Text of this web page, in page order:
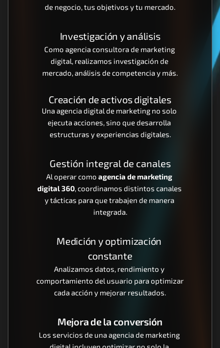
de negocio, tus objetivos y tu mercado.
Investigación y análisis
Como agencia consultora de marketing
digital, realizamos investigación de
mercado, análisis de competencia y más.
Creación de activos digitales
Una agencia digital de marketing no solo
ejecuta acciones, sino que desarrolla
estructuras y experiencias digitales.
Gestión integral de canales
Al operar como agencia de marketing
digital 360, coordinamos distintos canales
y tácticas para que trabajen de manera
integrada.
Medición y optimización
constante
Analizamos datos, rendimiento y
comportamiento del usuario para optimizar
cada acción y mejorar resultados.
Mejora de la conversión
Los servicios de una agencia de marketing